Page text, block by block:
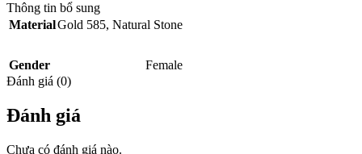
Thông tin bổ sung
MaterialGold 585, Natural Stone
Gender
Female
Đánh giá (0)
Đánh giá
Chưa có đánh giá nào.